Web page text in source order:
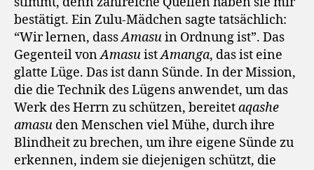
bestätigt. Ein Zulu-Mädchen sagte tatsächlich:
“Wir lernen, dassAmasuin Ordnung ist”. Das
Gegenteil vonAmasuistAmanga, das ist eine
glatte Lüge. Das ist dann Sünde. In der Mission,
die die Technik des Lügens anwendet, um das
Werk des Herrn zu schützen, bereitetaqashe
amasu den Menschen viel Mühe, durch ihre
Blindheit zu brechen, um ihre eigene Sünde zu
erkennen, indem sie diejenigen schützt, die